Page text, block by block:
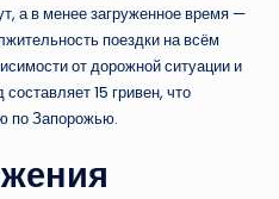
а в менее загруженное время —
поездки на всём
от дорожной ситуации и
15 гривен, что
по Запорожью.